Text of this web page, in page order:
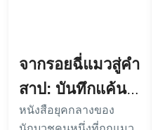
จากรอยฉี่แมวสู่คำ
สาป: บันทึกแค้น
นักบวชยุคกลาง
หนังสือยุคกลางของ